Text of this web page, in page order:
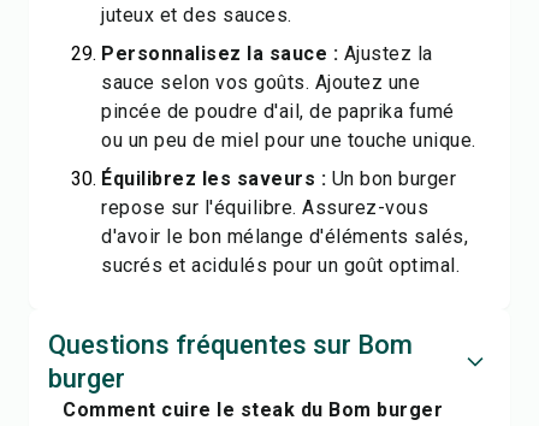
juteux et des sauces.
Personnalisez la sauce : Ajustez la
sauce selon vos goûts. Ajoutez une
pincée de poudre d'ail, de paprika fumé
ou un peu de miel pour une touche unique.
Équilibrez les saveurs : Un bon burger
repose sur l'équilibre. Assurez-vous
d'avoir le bon mélange d'éléments salés,
sucrés et acidulés pour un goût optimal.
Questions fréquentes sur Bom
burger
Comment cuire le steak du Bom burger